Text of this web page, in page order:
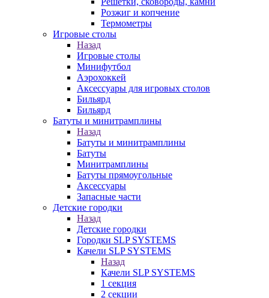
Розжиг и копчение
Термометры
Игровые столы
Назад
Игровые столы
Минифутбол
Аэрохоккей
Аксессуары для игровых столов
Бильяpд
Бильяpд
Батуты и минитрамплины
Назад
Батуты и минитрамплины
Батуты
Минитрамплины
Батуты прямоугольные
Аксессуары
Запасные части
Детские городки
Назад
Детские городки
Городки SLP SYSTEMS
Качели SLP SYSTEMS
Назад
Качели SLP SYSTEMS
1 секция
2 секции